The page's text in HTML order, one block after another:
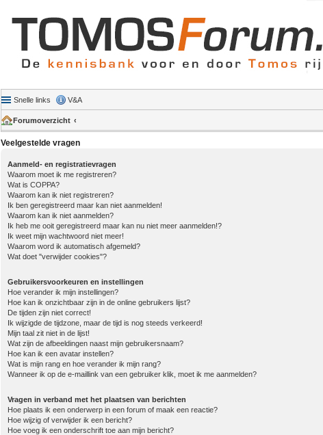
Snelle links V&A
Forumoverzicht
Veelgestelde vragen
Aanmeld- en registratievragen
Waarom moet ik me registreren?
Wat is COPPA?
Waarom kan ik niet registreren?
Ik ben geregistreerd maar kan niet aanmelden!
Waarom kan ik niet aanmelden?
Ik heb me ooit geregistreerd maar kan nu niet meer aanmelden!?
Ik weet mijn wachtwoord niet meer!
Waarom word ik automatisch afgemeld?
Wat doet "verwijder cookies"?
Gebruikersvoorkeuren en instellingen
Hoe verander ik mijn instellingen?
Hoe kan ik onzichtbaar zijn in de online gebruikers lijst?
De tijden zijn niet correct!
Ik wijzigde de tijdzone, maar de tijd is nog steeds verkeerd!
Mijn taal zit niet in de lijst!
Wat zijn de afbeeldingen naast mijn gebruikersnaam?
Hoe kan ik een avatar instellen?
Wat is mijn rang en hoe verander ik mijn rang?
Wanneer ik op de e-maillink van een gebruiker klik, moet ik me aanmelden?
Vragen in verband met het plaatsen van berichten
Hoe plaats ik een onderwerp in een forum of maak een reactie?
Hoe wijzig of verwijder ik een bericht?
Hoe voeg ik een onderschrift toe aan mijn bericht?